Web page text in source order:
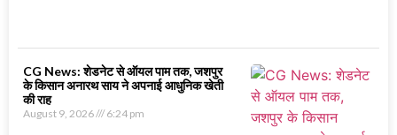
CG News: शेडनेट से ऑयल पाम तक, जशपुर
के किसान अनारथ साय ने अपनाई आधुनिक खेती
की राह
August 9, 2026 6:24 pm